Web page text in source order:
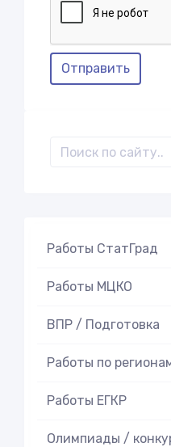
Отправить
Работы СтатГрад
Работы МЦКО
ВПР / Подготовка
Работы по
Работы ЕГКР
Олимпиады /